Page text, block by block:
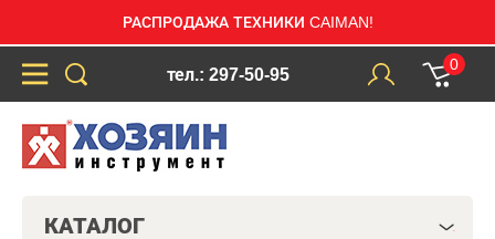
РАСПРОДАЖА ТЕХНИКИ CAIMAN!
тел.: 297-50-95
0
КАТАЛОГ